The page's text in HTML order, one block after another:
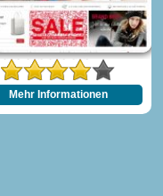
Mehr Informationen